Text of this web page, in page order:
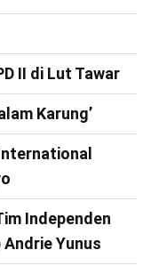
II di Lut Tawar
Karung’
Independen
Yunus